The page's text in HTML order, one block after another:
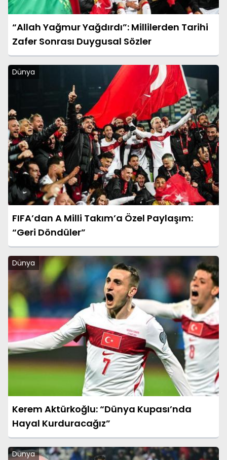
“Allah Yağmur Yağdırdı”: Millilerden Tarihi
Zafer Sonrası Duygusal Sözler
Dünya
FIFA’dan A Milli Takım’a Özel Paylaşım:
“Geri Döndüler”
Dünya
Kerem Aktürkoğlu: “Dünya Kupası’nda
Hayal Kurduracağız”
Dünya